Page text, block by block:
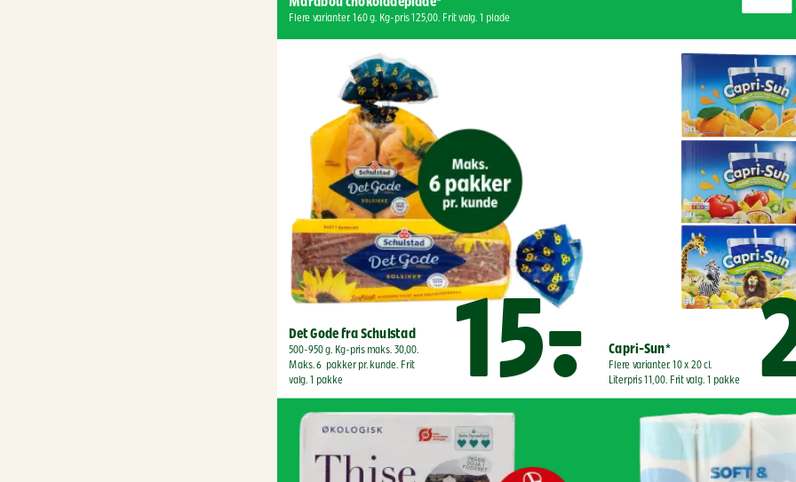
Flere varianter. 160 g. Kg-pris 125,00. Frit valg. 1 plade
Det Gode fra Schulstad
500-950 g. Kg-pris maks. 30,00.
Maks. 6  pakker pr. kunde. Frit
valg. 1 pakke
15,- Capri-Sun*
Flere varianter. 10 x 20 cl.
Literpris 11,00. Frit valg. 1 pakke